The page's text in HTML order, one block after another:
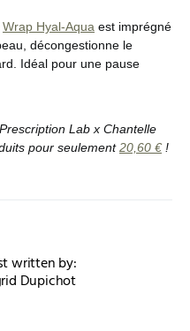
Wrap Hyal-Aqua est imprégné
décongestionne le
Idéal pour une pause
Lab x Chantelle
pour seulement20,60 €!
written by:
Dupichot